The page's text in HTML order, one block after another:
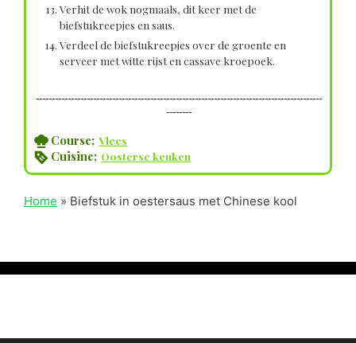
Verhit de wok nogmaals, dit keer met de
biefstukreepjes en saus.
Verdeel de biefstukreepjes over de groente en
serveer met witte rijst en cassave kroepoek.
------------------------------------------------------------------------------------------
--------
Course; Vlees
Cuisine; Oosterse keuken
Home » Biefstuk in oestersaus met Chinese kool